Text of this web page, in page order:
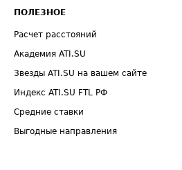
ПОЛЕЗНОЕ
Расчет расстояний
Академия ATI.SU
Звезды ATI.SU на вашем сайте
Индекс ATI.SU FTL РФ
Средние ставки
Выгодные направления